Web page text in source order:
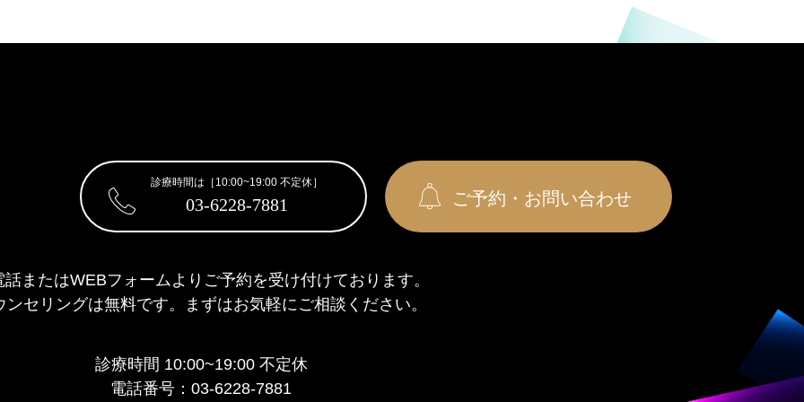
診療時間は［10:00~19:00 不定休］
03-6228-7881 ご予約・お問い合わせ
話またはWEBフォームより ご予約を受け付けております。
ンセリングは無料です。
まずはお気軽にご相談ください。
診療時間 10:00~19:00 不定休
電話番号：03-6228-7881